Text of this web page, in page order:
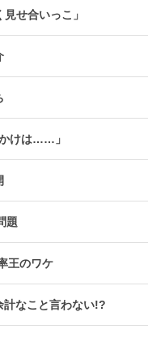
せ合いっこ」
けは……」
題
王のワケ
計なこと言わない!?